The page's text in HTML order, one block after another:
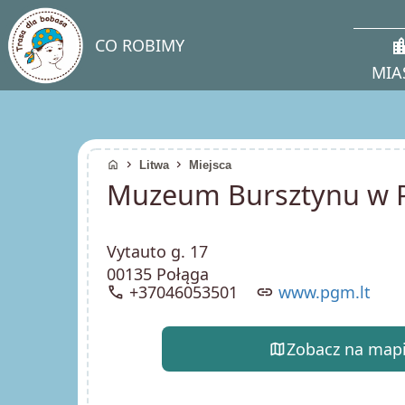
CO ROBIMY
home chevron_right Litwa chevron_right Miejsca
Muzeum Bursztynu w
Vytauto g. 17
00135 Połąga
call +37046053501 link www.pgm.lt
mapZobacz na